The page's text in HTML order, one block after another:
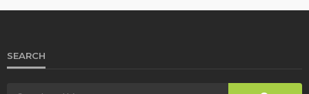
SEARCH